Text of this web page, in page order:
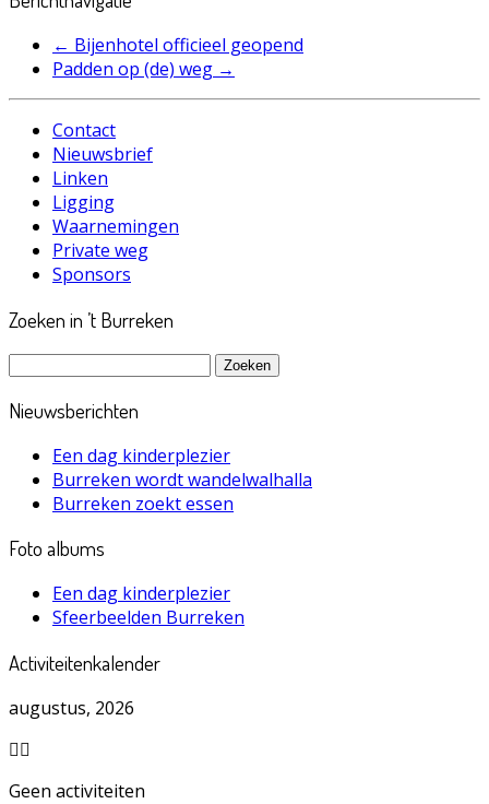
← Bijenhotel officieel geopend
Padden op (de) weg →
Contact
Nieuwsbrief
Linken
Ligging
Waarnemingen
Private weg
Sponsors
Zoeken in ’t Burreken
Zoeken
Nieuwsberichten
Een dag kinderplezier
Burreken wordt wandelwalhalla
Burreken zoekt essen
Foto albums
Een dag kinderplezier
Sfeerbeelden Burreken
Activiteitenkalender
augustus, 2026
Geen activiteiten